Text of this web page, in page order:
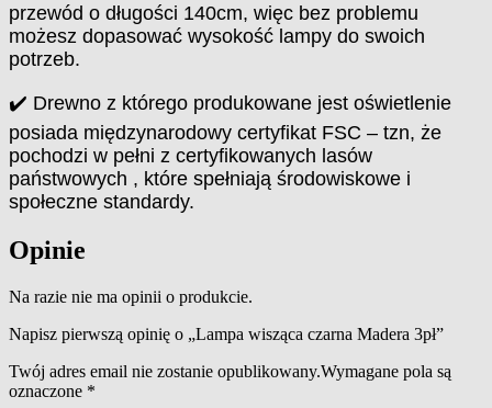
przewód o długości 140cm, więc bez problemu
możesz dopasować wysokość lampy do swoich
potrzeb.
✔️ Drewno z którego produkowane jest oświetlenie
posiada międzynarodowy certyfikat FSC – tzn, że
pochodzi w pełni z certyfikowanych lasów
państwowych , które spełniają środowiskowe i
społeczne standardy.
Opinie
Na razie nie ma opinii o produkcie.
Napisz pierwszą opinię o „Lampa wisząca czarna Madera 3pł”
Twój adres email nie zostanie opublikowany.Wymagane pola są
oznaczone *